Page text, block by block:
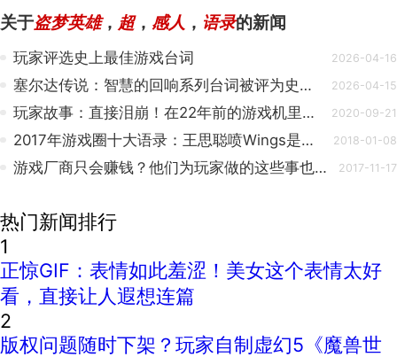
关于盗梦英雄， 超， 感人 ， 语录的新闻
玩家评选史上最佳游戏台词 2026-04-16
塞尔达传说：智慧的回响系列台词被评为史上最佳游戏语录 2026-04-15
玩家故事：直接泪崩！在22年前的游戏机里，玩家找到了去世15年的亲人自拍 2020-09-21
2017年游戏圈十大语录：王思聪喷Wings是傻X 韩国教练说游泳回国 2018-01-08
游戏厂商只会赚钱？他们为玩家做的这些事也让我们感动！ 2017-11-17
热门新闻排行
1
正惊GIF：表情如此羞涩！美女这个表情太好
看，直接让人遐想连篇
2
版权问题随时下架？玩家自制虚幻5《魔兽世